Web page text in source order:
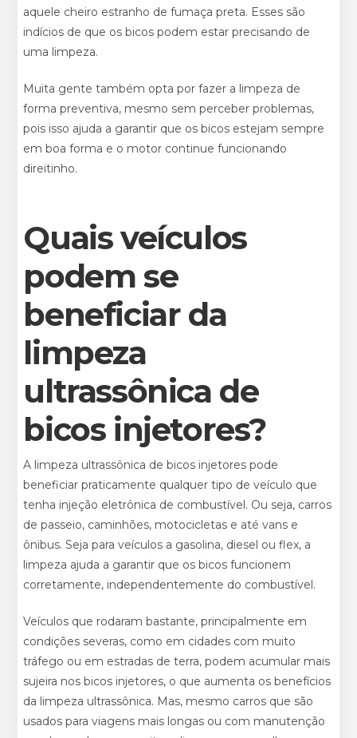
aquele cheiro estranho de fumaça preta. Esses são
indícios de que os bicos podem estar precisando de
uma limpeza.
Muita gente também opta por fazer a limpeza de
forma preventiva, mesmo sem perceber problemas,
pois isso ajuda a garantir que os bicos estejam sempre
em boa forma e o motor continue funcionando
direitinho.
Quais veículos
podem se
beneficiar da
limpeza
ultrassônica de
bicos injetores?
A limpeza ultrassônica de bicos injetores pode
beneficiar praticamente qualquer tipo de veículo que
tenha injeção eletrônica de combustível. Ou seja, carros
de passeio, caminhões, motocicletas e até vans e
ônibus. Seja para veículos a gasolina, diesel ou flex, a
limpeza ajuda a garantir que os bicos funcionem
corretamente, independentemente do combustível.
Veículos que rodaram bastante, principalmente em
condições severas, como em cidades com muito
tráfego ou em estradas de terra, podem acumular mais
sujeira nos bicos injetores, o que aumenta os benefícios
da limpeza ultrassônica. Mas, mesmo carros que são
usados para viagens mais longas ou com manutenção